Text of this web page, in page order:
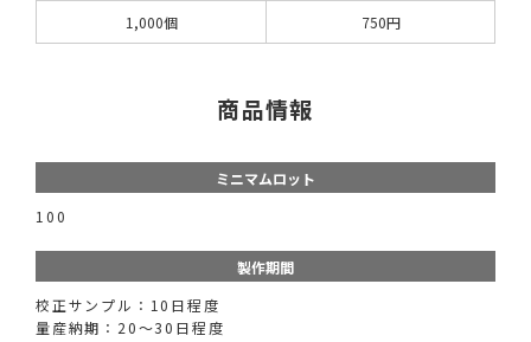
1,000個 750円
商品情報
ミニマムロット
100
製作期間
校正サンプル：10日程度
量産納期：20〜30日程度